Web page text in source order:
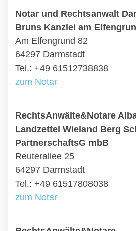
Notar und Rechtsanwalt
Bruns Kanzlei am
Am Elfengrund 82
64297 Darmstadt
Tel.: +49 61512738838
zum Notar
RechtsAnwälte&Notare
Landzettel Wieland Berg
PartnerschaftsG mbB
Reuterallee 25
64297 Darmstadt
Tel.: +49 61517808038
zum Notar